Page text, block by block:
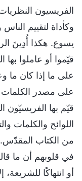
الفريسيون
وكأداة لتقييم
يسوع. هكذا أُدِينَ
قيّموا أو عاملوا
على ما إذا كان
على مصدر الكلمات
قيّم بها
اللوائح والكلمات
من الكتاب
في قلوبهم أن ما
أو انتهاكًا للشريعة،